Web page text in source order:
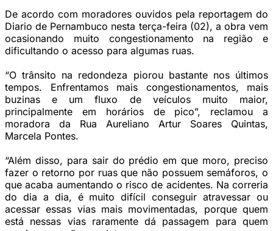
De acordo com moradores ouvidos pela reportagem do
Diario de Pernambuco nesta terça-feira (02), a obra vem
ocasionando muito congestionamento na região e
dificultando o acesso para algumas ruas.
“O trânsito na redondeza piorou bastante nos últimos
tempos. Enfrentamos mais congestionamentos, mais
buzinas e um fluxo de veículos muito maior,
principalmente em horários de pico”, reclamou a
moradora da Rua Aureliano Artur Soares Quintas,
Marcela Pontes.
“Além disso, para sair do prédio em que moro, preciso
fazer o retorno por ruas que não possuem semáforos, o
que acaba aumentando o risco de acidentes. Na correria
do dia a dia, é muito difícil conseguir atravessar ou
acessar essas vias mais movimentadas, porque quem
está nessas vias raramente dá passagem para quem